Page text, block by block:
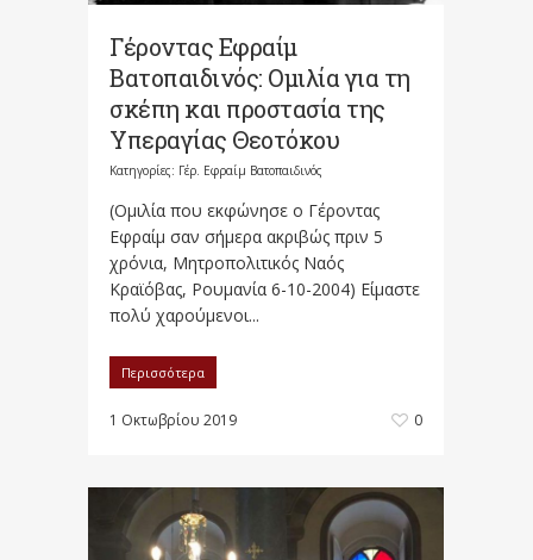
Γέροντας Εφραίμ
Βατοπαιδινός: Ομιλία για τη
σκέπη και προστασία της
Υπεραγίας Θεοτόκου
Κατηγορίες: Γέρ. Εφραίμ Βατοπαιδινός
(Ομιλία που εκφώνησε ο Γέροντας
Εφραίμ σαν σήμερα ακριβώς πριν 5
χρόνια, Μητροπολιτικός Ναός
Κραϊόβας, Ρουμανία 6-10-2004) Είμαστε
πολύ χαρούμενοι...
Περισσότερα
1 Οκτωβρίου 2019 0